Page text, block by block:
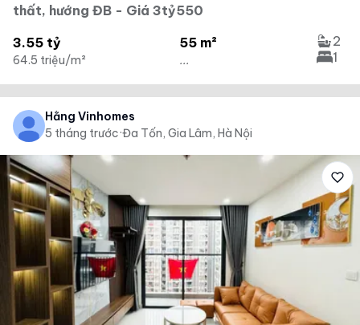
thất, hướng ĐB - Giá 3tỷ550
3.55 tỷ
64.5 triệu/m²
55 m²
...
2
1
Hằng Vinhomes
5 tháng trước·Đa Tốn, Gia Lâm, Hà Nội